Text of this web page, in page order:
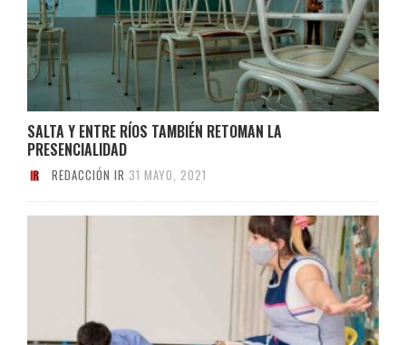
SALTA Y ENTRE RÍOS TAMBIÉN RETOMAN LA
PRESENCIALIDAD
REDACCIÓN IR 31 MAYO, 2021